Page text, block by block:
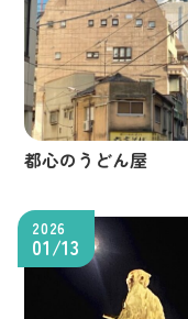
都心のうどん屋
2026
01/13